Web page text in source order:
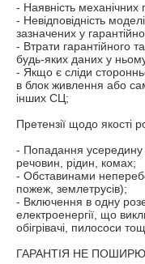
- Наявність
- Невідповідність
зазначених у
- Втрати гарантійного
будь-яких даних у
- Якщо є сліди
в блок живлення або
інших СЦ;
Претензії щодо якості
- Попадання усередину
речовин, рідин, комах;
- Обставинами
пожеж, землетрусів);
- Включення в одну
електроенергії, що
обігрівачі, пилососи
ГАРАНТІЯ НЕ